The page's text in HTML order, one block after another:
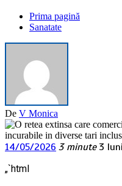
Prima pagină
Sanatate
De V Monica
14/05/2026 3 minute 3 luni
„`html